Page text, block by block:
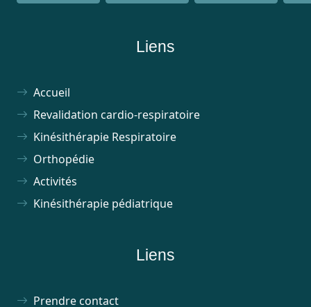
Liens
Accueil
Revalidation cardio-respiratoire
Kinésithérapie Respiratoire
Orthopédie
Activités
Kinésithérapie pédiatrique
Liens
Prendre contact